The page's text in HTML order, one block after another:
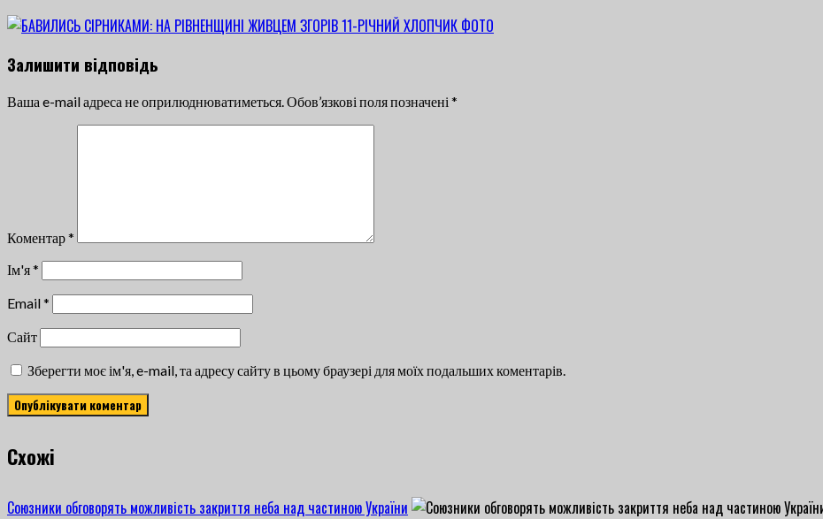
Залишити відповідь
Ваша e-mail адреса не оприлюднюватиметься.Обов’язкові поля позначені *
Коментар*
Ім'я*
Email*
Сайт
Зберегти моє ім'я, e-mail, та адресу сайту в цьому браузері для моїх подальших коментарів.
Cхожі
Союзники обговорять можливість закриття неба над частиною України